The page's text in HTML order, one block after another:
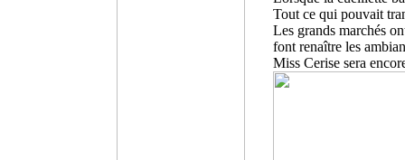
Tout ce qui pouvait
Les grands marchés
font renaître les
Miss Cerise sera